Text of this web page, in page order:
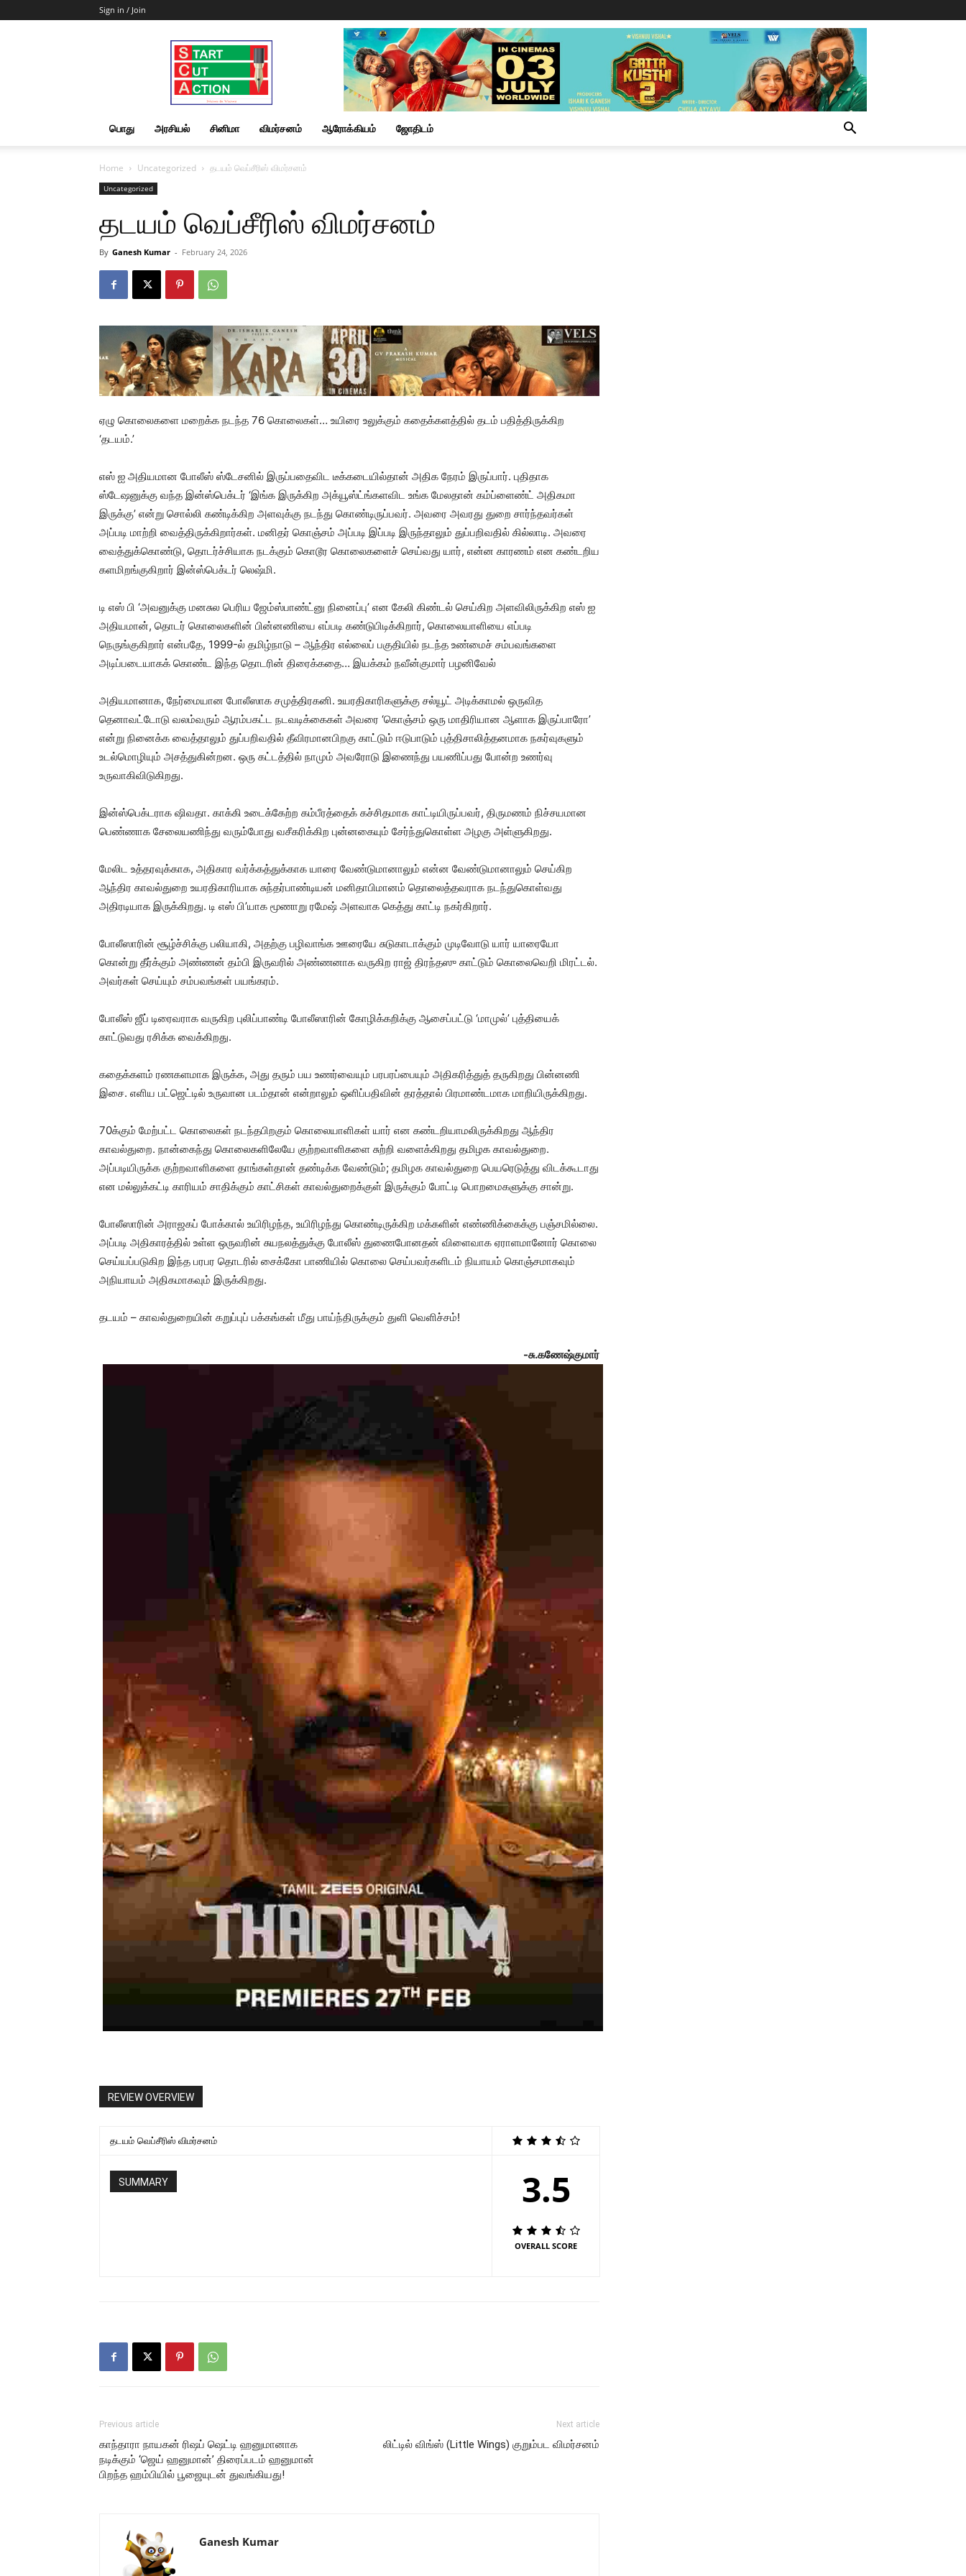
Sign in / Join
Start
Cut
Action
|
News
&
பொது அரசியல் சினிமா விமர்சனம் ஆரோக்கியம் ஜோதிடம்
Home Uncategorized தடயம் வெப்சீரிஸ் விமர்சனம்
Uncategorized
தடயம் வெப்சீரிஸ் விமர்சனம்
By Ganesh Kumar - February 24, 2026
ஏழு கொலைகளை மறைக்க நடந்த 76 கொலைகள்… உயிரை உலுக்கும் கதைக்களத்தில் தடம் பதித்திருக்கிற
‘தடயம்.’
எஸ் ஐ அதியமான போலீஸ் ஸ்டேசனில் இருப்பதைவிட டீக்கடையில்தான் அதிக நேரம் இருப்பார். புதிதாக
ஸ்டேஷனுக்கு வந்த இன்ஸ்பெக்டர் ‘இங்க இருக்கிற அக்யூஸ்ட்ங்களவிட உங்க மேலதான் கம்ப்ளைண்ட் அதிகமா
இருக்கு’ என்று சொல்லி கண்டிக்கிற அளவுக்கு நடந்து கொண்டிருப்பவர். அவரை அவரது துறை சார்ந்தவர்கள்
அப்படி மாற்றி வைத்திருக்கிறார்கள். மனிதர் கொஞ்சம் அப்படி இப்படி இருந்தாலும் துப்பறிவதில் கில்லாடி. அவரை
வைத்துக்கொண்டு, தொடர்ச்சியாக நடக்கும் கொடூர கொலைகளைச் செய்வது யார், என்ன காரணம் என கண்டறிய
களமிறங்குகிறார் இன்ஸ்பெக்டர் லெஷ்மி.
டி எஸ் பி ‘அவனுக்கு மனசுல பெரிய ஜேம்ஸ்பாண்ட்னு நினைப்பு’ என கேலி கிண்டல் செய்கிற அளவிலிருக்கிற எஸ் ஐ
அதியமான், தொடர் கொலைகளின் பின்னணியை எப்படி கண்டுபிடிக்கிறார், கொலையாளியை எப்படி
நெருங்குகிறார் என்பதே, 1999-ல் தமிழ்நாடு – ஆந்திர எல்லைப் பகுதியில் நடந்த உண்மைச் சம்பவங்களை
அடிப்படையாகக் கொண்ட இந்த தொடரின் திரைக்கதை… இயக்கம் நவீன்குமார் பழனிவேல்
அதியமானாக, நேர்மையான போலீஸாக சமுத்திரகனி. உயரதிகாரிகளுக்கு சல்யூட் அடிக்காமல் ஒருவித
தெனாவட்டோடு வலம்வரும் ஆரம்பகட்ட நடவடிக்கைகள் அவரை ‘கொஞ்சம் ஒரு மாதிரியான ஆளாக இருப்பாரோ’
என்று நினைக்க வைத்தாலும் துப்பறிவதில் தீவிரமானபிறகு காட்டும் ஈடுபாடும் புத்திசாலித்தனமாக நகர்வுகளும்
உடல்மொழியும் அசத்துகின்றன. ஒரு கட்டத்தில் நாமும் அவரோடு இணைந்து பயணிப்பது போன்ற உணர்வு
உருவாகிவிடுகிறது.
இன்ஸ்பெக்டராக ஷிவதா. காக்கி உடைக்கேற்ற கம்பீரத்தைக் கச்சிதமாக காட்டியிருப்பவர், திருமணம் நிச்சயமான
பெண்ணாக சேலையணிந்து வரும்போது வசீகரிக்கிற புன்னகையும் சேர்ந்துகொள்ள அழகு அள்ளுகிறது.
மேலிட உத்தரவுக்காக, அதிகார வர்க்கத்துக்காக யாரை வேண்டுமானாலும் என்ன வேண்டுமானாலும் செய்கிற
ஆந்திர காவல்துறை உயரதிகாரியாக சுந்தர்பாண்டியன் மனிதாபிமானம் தொலைத்தவராக நடந்துகொள்வது
அதிரடியாக இருக்கிறது. டி எஸ் பி’யாக மூணாறு ரமேஷ் அளவாக கெத்து காட்டி நகர்கிறார்.
போலீஸாரின் சூழ்ச்சிக்கு பலியாகி, அதற்கு பழிவாங்க ஊரையே சுடுகாடாக்கும் முடிவோடு யார் யாரையோ
கொன்று தீர்க்கும் அண்ணன் தம்பி இருவரில் அண்ணனாக வருகிற ராஜ் திரந்தஸு காட்டும் கொலைவெறி மிரட்டல்.
அவர்கள் செய்யும் சம்பவங்கள் பயங்கரம்.
போலீஸ் ஜீப் டிரைவராக வருகிற புலிப்பாண்டி போலீஸாரின் கோழிக்கறிக்கு ஆசைப்பட்டு ‘மாமுல்’ புத்தியைக்
காட்டுவது ரசிக்க வைக்கிறது.
கதைக்களம் ரணகளமாக இருக்க, அது தரும் பய உணர்வையும் பரபரப்பையும் அதிகரித்துத் தருகிறது பின்னணி
இசை. எளிய பட்ஜெட்டில் உருவான படம்தான் என்றாலும் ஒளிப்பதிவின் தரத்தால் பிரமாண்டமாக மாறியிருக்கிறது.
70க்கும் மேற்பட்ட கொலைகள் நடந்தபிறகும் கொலையாளிகள் யார் என கண்டறியாமலிருக்கிறது ஆந்திர
காவல்துறை. நான்கைந்து கொலைகளிலேயே குற்றவாளிகளை சுற்றி வளைக்கிறது தமிழக காவல்துறை.
அப்படியிருக்க குற்றவாளிகளை தாங்கள்தான் தண்டிக்க வேண்டும்; தமிழக காவல்துறை பெயரெடுத்து விடக்கூடாது
என மல்லுக்கட்டி காரியம் சாதிக்கும் காட்சிகள் காவல்துறைக்குள் இருக்கும் போட்டி பொறமைகளுக்கு சான்று.
போலீஸாரின் அராஜகப் போக்கால் உயிரிழந்த, உயிரிழந்து கொண்டிருக்கிற மக்களின் எண்ணிக்கைக்கு பஞ்சமில்லை.
அப்படி அதிகாரத்தில் உள்ள ஒருவரின் சுயநலத்துக்கு போலீஸ் துணைபோனதன் விளைவாக ஏராளமானோர் கொலை
செய்யப்படுகிற இந்த பரபர தொடரில் சைக்கோ பாணியில் கொலை செய்பவர்களிடம் நியாயம் கொஞ்சமாகவும்
அநியாயம் அதிகமாகவும் இருக்கிறது.
தடயம் – காவல்துறையின் கறுப்புப் பக்கங்கள் மீது பாய்ந்திருக்கும் துளி வெளிச்சம்!
-சு.கணேஷ்குமார்
REVIEW OVERVIEW
தடயம் வெப்சீரிஸ் விமர்சனம்
SUMMARY 3.5
OVERALL SCORE
Previous article
காந்தாரா நாயகன் ரிஷப் ஷெட்டி ஹனுமானாக
நடிக்கும் ‘ஜெய் ஹனுமான்’ திரைப்படம் ஹனுமான்
பிறந்த ஹம்பியில் பூஜையுடன் துவங்கியது!
Next article
லிட்டில் விங்ஸ் (Little Wings) குறும்பட விமர்சனம்
Ganesh Kumar